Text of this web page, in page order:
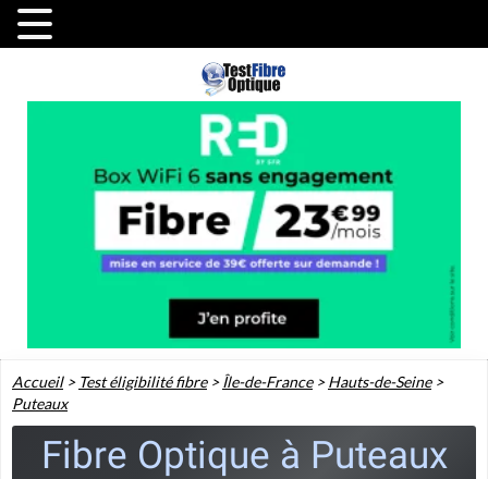
Accueil> Test éligibilité fibre>Île-de-France>Hauts-de-Seine>
Puteaux
Fibre Optique à Puteaux